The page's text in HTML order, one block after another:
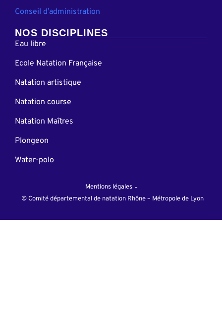
Conseil d’administration
NOS DISCIPLINES
Eau libre
Ecole Natation Française
Natation artistique
Natation course
Natation Maîtres
Plongeon
Water-polo
Mentions légales
© Comité départemental de natation Rhône – Métropole de Lyon